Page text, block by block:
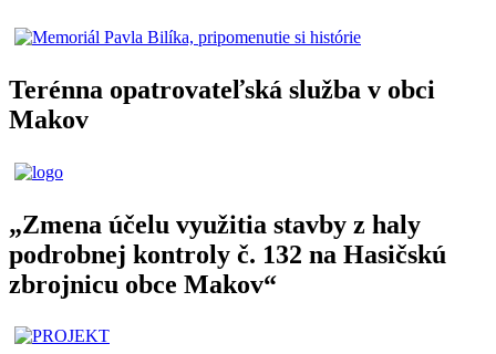
Terénna opatrovateľská služba v obci
Makov
„Zmena účelu využitia stavby z haly
podrobnej kontroly č. 132 na Hasičskú
zbrojnicu obce Makov“